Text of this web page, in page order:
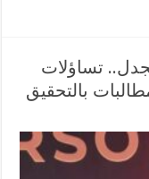
تساؤلات
بالتحقيق